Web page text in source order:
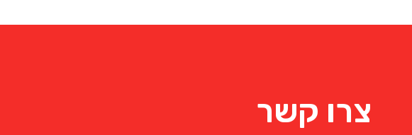
צרו קשר